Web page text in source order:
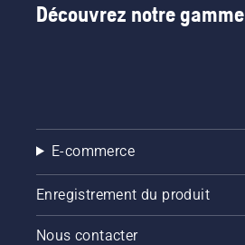
Découvrez notre gamme
E-commerce
Enregistrement du produit
Nous contacter